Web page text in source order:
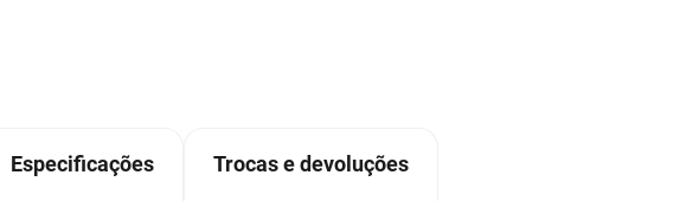
Especificações Trocas e devoluções